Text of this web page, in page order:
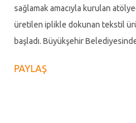
sağlamak amacıyla kurulan
üretilen iplikle dokunan tekstil
başladı. Büyükşehir
giyim ürünleri Büyükşehir
PAYLAŞ